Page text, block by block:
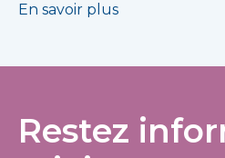
En savoir plus
Restez